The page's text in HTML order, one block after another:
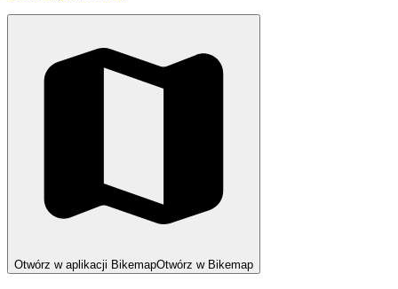
Otwórz w aplikacji BikemapOtwórz w Bikemap